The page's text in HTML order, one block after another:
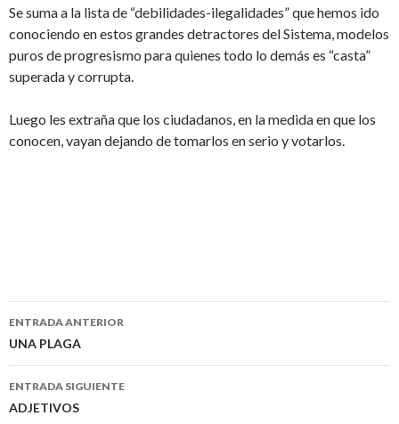
Se suma a la lista de “debilidades-ilegalidades” que hemos ido
conociendo en estos grandes detractores del Sistema, modelos
puros de progresismo para quienes todo lo demás es “casta”
superada y corrupta.
Luego les extraña que los ciudadanos, en la medida en que los
conocen, vayan dejando de tomarlos en serio y votarlos.
Navegación
de
entradas
ENTRADA ANTERIOR
UNA PLAGA
ENTRADA SIGUIENTE
ADJETIVOS